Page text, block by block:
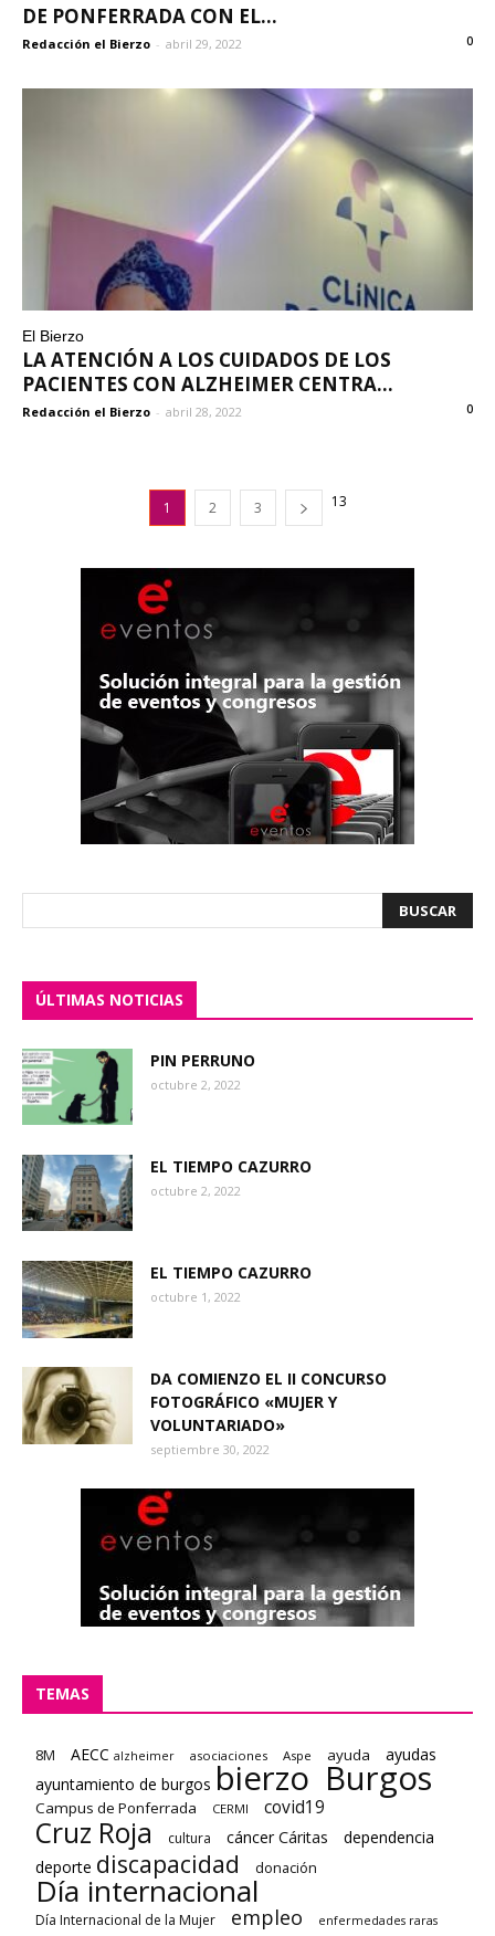
DE PONFERRADA CON EL...
Redacción el Bierzo - abril 29, 2022 0
El Bierzo
LA ATENCIÓN A LOS CUIDADOS DE LOS
PACIENTES CON ALZHEIMER CENTRA...
Redacción el Bierzo - abril 28, 2022 0
1 2 3 13
ÚLTIMAS NOTICIAS
PIN PERRUNO
octubre 2, 2022
EL TIEMPO CAZURRO
octubre 2, 2022
EL TIEMPO CAZURRO
octubre 1, 2022
DA COMIENZO EL II CONCURSO
FOTOGRÁFICO «MUJER Y
VOLUNTARIADO»
septiembre 30, 2022
TEMAS
8M AECC alzheimer asociaciones Aspe ayuda
ayudas
ayuntamiento de burgos bierzo Burgos
Campus de Ponferrada CERMI covid19
Cruz Roja cultura cáncerCáritas
dependencia
deporte discapacidad donación
Día internacional
Día Internacional de la Mujer empleo enfermedades raras